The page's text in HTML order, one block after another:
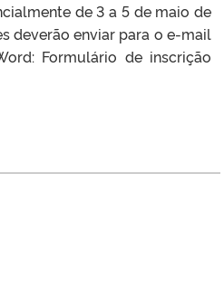
de 3 a 5 de maio de
deverão enviar para o e-mail
Formulário de inscrição